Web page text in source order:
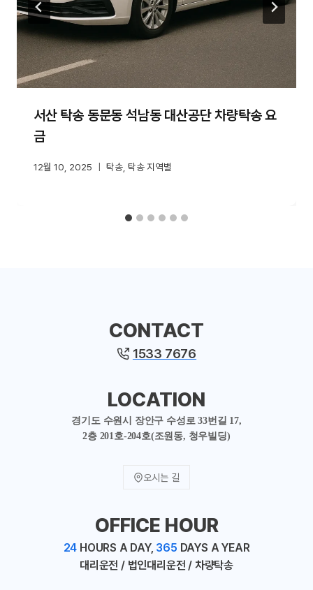
서산 탁송 동문동 석남동 대산공단 차량탁송 요
금
12월 10, 2025 탁송 탁송 지역별
CONTACT
1533 7676
LOCATION
경기도 수원시 장안구 수성로 33번길 17,
2층 201호-204호(조원동, 청우빌딩)
오시는 길
OFFICE HOUR
24 HOURS A DAY, 365 DAYS A YEAR
대리운전 / 법인대리운전 / 차량탁송